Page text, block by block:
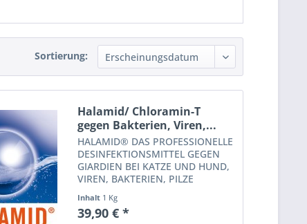
Sortierung:
Halamid/ Chloramin-T
gegen Bakterien, Viren,...
HALAMID® DAS PROFESSIONELLE
DESINFEKTIONSMITTEL GEGEN
GIARDIEN BEI KATZE UND HUND,
VIREN, BAKTERIEN, PILZE
Halamid® ist gegen alle
bekannten, gefährlichen
Inhalt 1 Kg
39,90 € *